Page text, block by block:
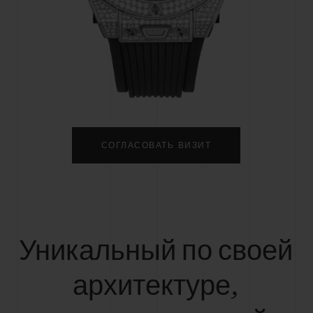
СОГЛАСОВАТЬ ВИЗИТ
Уникальный по своей
архитектуре,
BIG BANG
PEACH CERAMIC